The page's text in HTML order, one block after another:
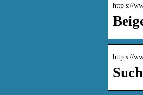
http s://
http s://